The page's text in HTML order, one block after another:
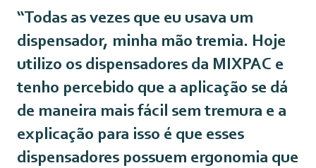
“Todas as vezes que eu usava um
dispensador, minha mão tremia. Hoje
utilizo os dispensadores da MIXPAC e
tenho percebido que a aplicação se dá
de maneira mais fácil sem tremura e a
explicação para isso é que esses
dispensadores possuem ergonomia que